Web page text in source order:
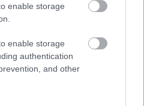
enable storage
enable storage
authentication
and other